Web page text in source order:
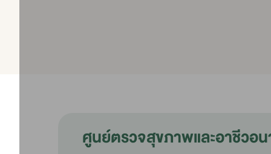
ศูนย์ตรวจสุขภาพและอาชีวอ